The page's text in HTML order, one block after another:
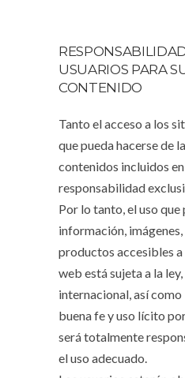
USUARIOS PARA
CONTENIDO
Tanto el acceso a los
que pueda hacerse de
contenidos incluidos
responsabilidad
Por lo tanto, el uso que
información,
productos accesibles
web está sujeta a la
internacional, así
buena fe y uso lícito
será totalmente
el uso adecuado.